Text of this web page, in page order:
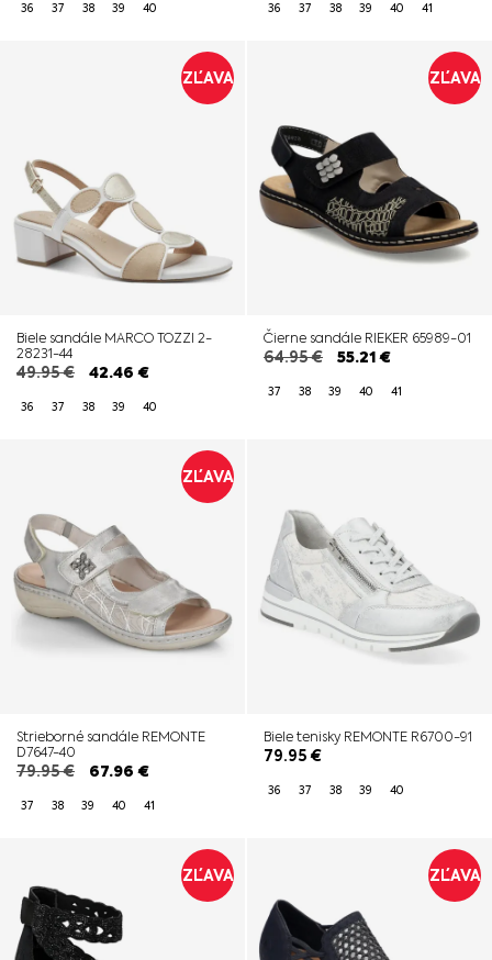
36 37 38 39 40 36 37 38 39 40 41
ZĽAVA
Biele sandále MARCO TOZZI 2-
28231-44
49.95€ 42.46 €
36 37 38 39 40
ZĽAVA
Čierne sandále RIEKER 65989-01
64.95€ 55.21€
37 38 39 40 41
ZĽAVA
Strieborné sandále REMONTE
D7647-40
79.95€ 67.96 €
37 38 39 40 41
Biele tenisky REMONTE R6700-91
79.95€
36 37 38 39 40
ZĽAVA ZĽAVA